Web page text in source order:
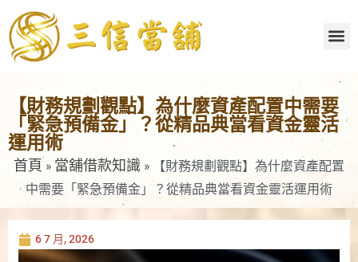
【財務規劃觀點】為什麼資產配置中需要
「緊急預備金」？從精品典當看資金靈活
運用術
首頁 » 當舖借款知識 »
【財務規劃觀點】為什麼資產配置
中需要「緊急預備金」？從精品典當看資金靈活運用術
6 7 月, 2026